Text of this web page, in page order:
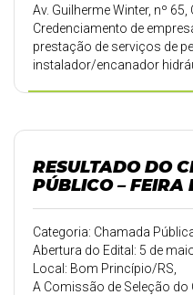
Av. Guilherme Winter, nº
Credenciamento de
prestação de serviços de
instalador/encanador
RESULTADO DO
PÚBLICO – FEIRA
Categoria: Chamada
Abertura do Edital: 5 de
Local: Bom Princípio/RS,
A Comissão de Seleção